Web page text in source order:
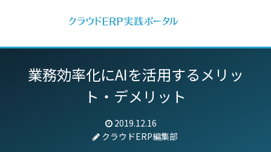
業務効率化にAIを活用するメリッ
ト・デメリット
2019.12.16
クラウドERP編集部